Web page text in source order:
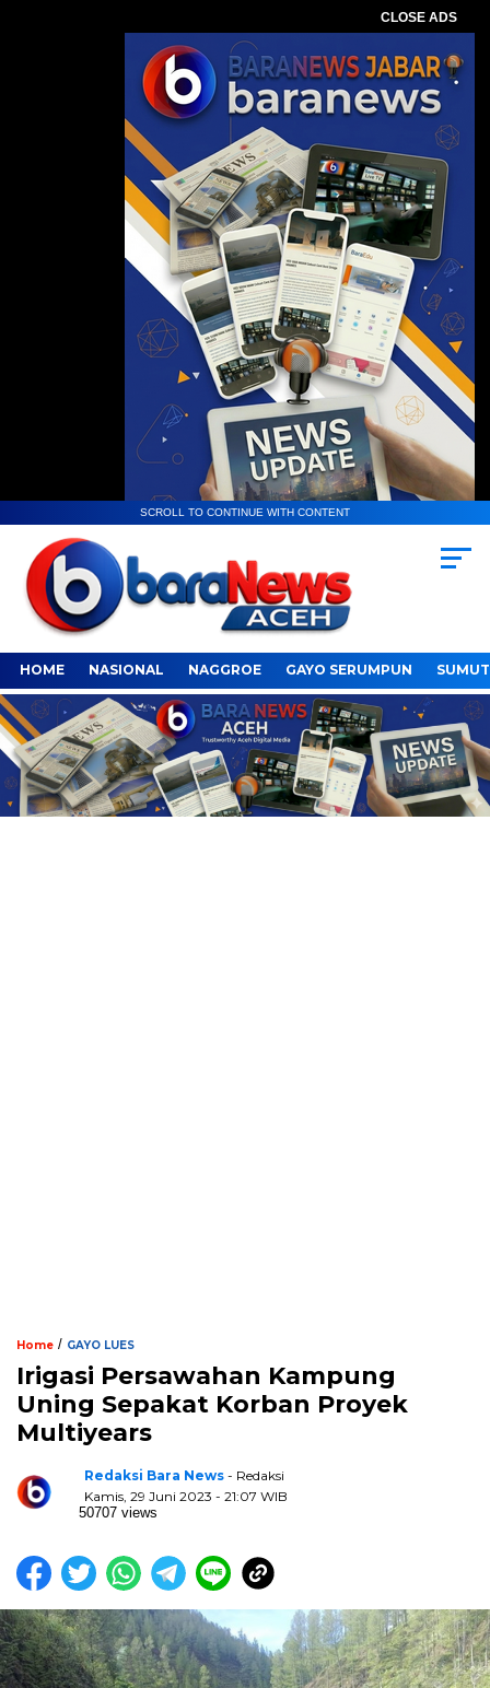
CLOSE ADS
SCROLL TO CONTINUE WITH CONTENT
HOME NASIONAL NAGGROE GAYO SERUMPUN SUMUT
Home / GAYO LUES
Irigasi Persawahan Kampung
Uning Sepakat Korban Proyek
Multiyears
Redaksi Bara News - Redaksi
Kamis, 29 Juni 2023 - 21:07 WIB
50707 views